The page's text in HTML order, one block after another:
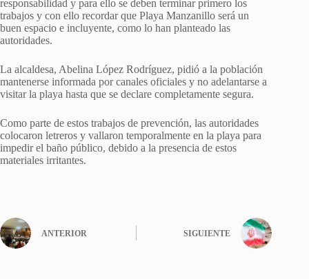
responsabilidad y para ello se deben terminar primero los
trabajos y con ello recordar que Playa Manzanillo será un
buen espacio e incluyente, como lo han planteado las
autoridades.
La alcaldesa, Abelina López Rodríguez, pidió a la población
mantenerse informada por canales oficiales y no adelantarse a
visitar la playa hasta que se declare completamente segura.
Como parte de estos trabajos de prevención, las autoridades
colocaron letreros y vallaron temporalmente en la playa para
impedir el baño público, debido a la presencia de estos
materiales irritantes.
ANTERIOR SIGUIENTE